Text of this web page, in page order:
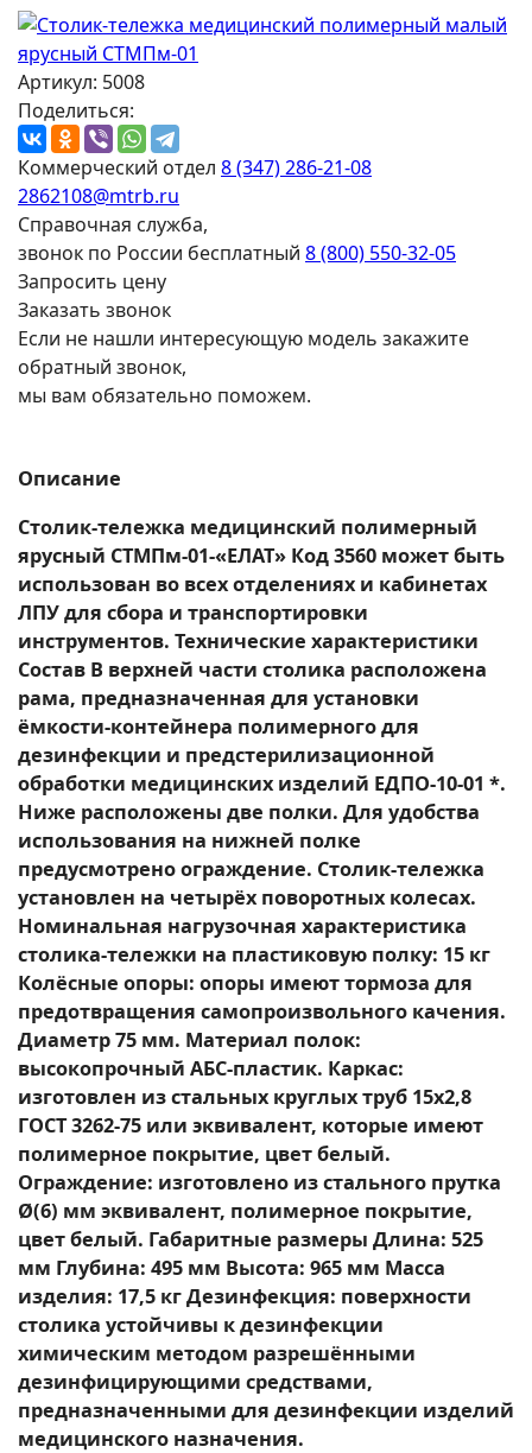
Артикул: 5008
Поделиться:
Коммерческий отдел 8 (347) 286-21-08
2862108@mtrb.ru
Справочная служба,
звонок по России бесплатный 8 (800) 550-32-05
Запросить цену
Заказать звонок
Если не нашли интересующую модель закажите
обратный звонок,
мы вам обязательно поможем.
Описание
Столик-тележка медицинский полимерный
ярусный СТМПм-01-«ЕЛАТ» Код 3560 может быть
использован во всех отделениях и кабинетах
ЛПУ для сбора и транспортировки
инструментов. Технические характеристики
Состав В верхней части столика расположена
рама, предназначенная для установки
ёмкости-контейнера полимерного для
дезинфекции и предстерилизационной
обработки медицинских изделий ЕДПО-10-01 *.
Ниже расположены две полки. Для удобства
использования на нижней полке
предусмотрено ограждение. Столик-тележка
установлен на четырёх поворотных колесах.
Номинальная нагрузочная характеристика
столика-тележки на пластиковую полку: 15 кг
Колёсные опоры: опоры имеют тормоза для
предотвращения самопроизвольного качения.
Диаметр 75 мм. Материал полок:
высокопрочный АБС-пластик. Каркас:
изготовлен из стальных круглых труб 15х2,8
ГОСТ 3262-75 или эквивалент, которые имеют
полимерное покрытие, цвет белый.
Ограждение: изготовлено из стального прутка
Ø(6) мм эквивалент, полимерное покрытие,
цвет белый. Габаритные размеры Длина: 525
мм Глубина: 495 мм Высота: 965 мм Масса
изделия: 17,5 кг Дезинфекция: поверхности
столика устойчивы к дезинфекции
химическим методом разрешёнными
дезинфицирующими средствами,
предназначенными для дезинфекции изделий
медицинского назначения.